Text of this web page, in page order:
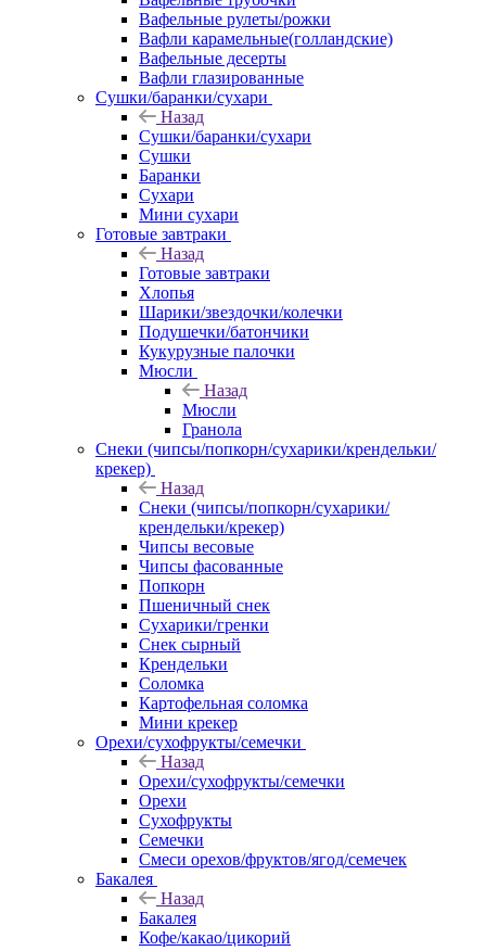
Вафельные рулеты/рожки
Вафли карамельные(голландские)
Вафельные десерты
Вафли глазированные
Сушки/баранки/сухари
Назад
Сушки/баранки/сухари
Сушки
Баранки
Сухари
Мини сухари
Готовые завтраки
Назад
Готовые завтраки
Хлопья
Шарики/звездочки/колечки
Подушечки/батончики
Кукурузные палочки
Мюсли
Назад
Мюсли
Гранола
Снеки (чипсы/попкорн/сухарики/крендельки/
крекер)
Назад
Снеки (чипсы/попкорн/сухарики/
крендельки/крекер)
Чипсы весовые
Чипсы фасованные
Попкорн
Пшеничный снек
Сухарики/гренки
Снек сырный
Крендельки
Соломка
Картофельная соломка
Мини крекер
Орехи/сухофрукты/семечки
Назад
Орехи/сухофрукты/семечки
Орехи
Сухофрукты
Семечки
Смеси орехов/фруктов/ягод/семечек
Бакалея
Назад
Бакалея
Кофе/какао/цикорий